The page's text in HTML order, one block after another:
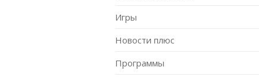
Игры
Новости плюс
Программы